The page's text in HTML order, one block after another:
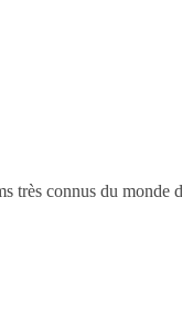
très connus du